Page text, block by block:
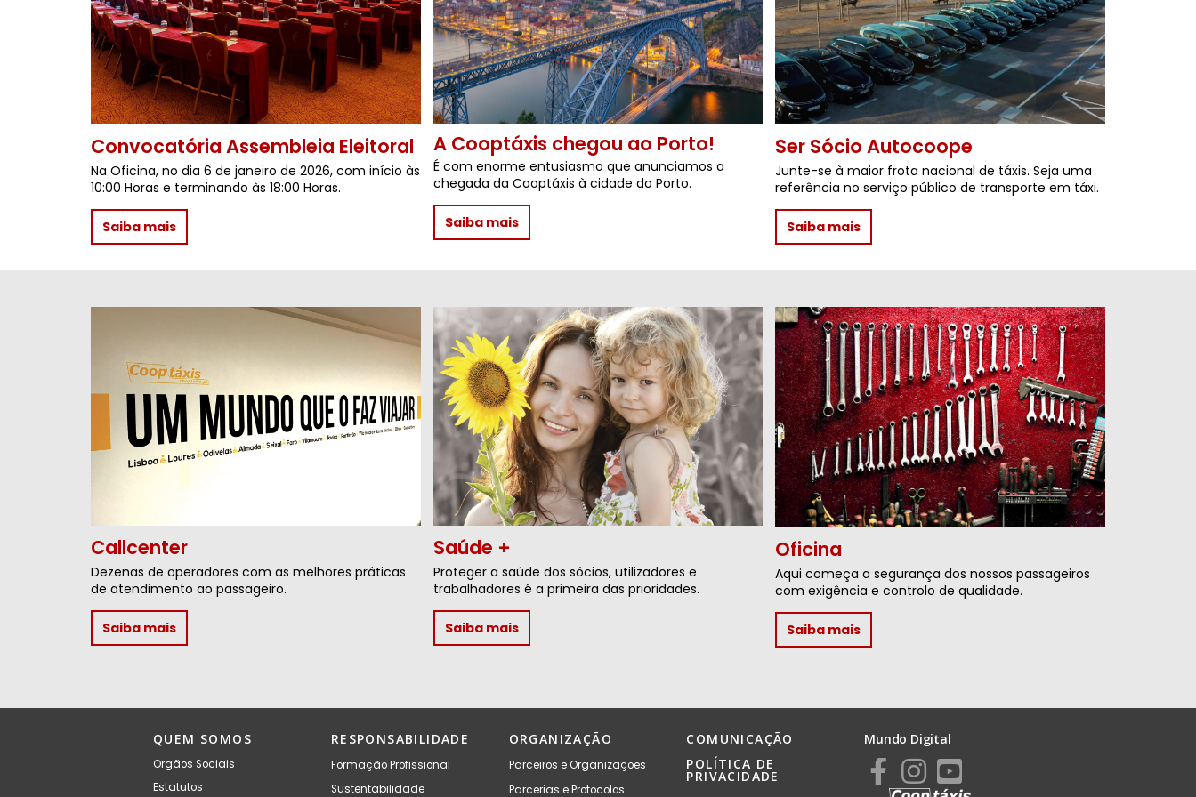
Convocatória Assembleia Eleitoral
Na Oficina, no dia 6 de janeiro de 2026, com início às
10:00 Horas e terminando às 18:00 Horas.
Saiba mais
A Cooptáxis chegou ao Porto!
É com enorme entusiasmo que anunciamos a
chegada da Cooptáxis à cidade do Porto.
Saiba mais
Ser Sócio Autocoope
Junte-se à maior frota nacional de táxis. Seja uma
referência no serviço público de transporte em táxi.
Saiba mais
Callcenter
Dezenas de operadores com as melhores práticas
de atendimento ao passageiro.
Saiba mais
Saúde +
Proteger a saúde dos sócios, utilizadores e
trabalhadores é a primeira das prioridades.
Saiba mais
Oficina
Aqui começa a segurança dos nossos passageiros
com exigência e controlo de qualidade.
Saiba mais
QUEM SOMOS
Orgãos Sociais
Estatutos
RESPONSABILIDADE
Formação Profissional
Sustentabilidade
ORGANIZAÇÃO
Parceiros e Organizações
Parcerias e Protocolos
COMUNICAÇÃO
POLÍTICA DE
PRIVACIDADE
Mundo Digital